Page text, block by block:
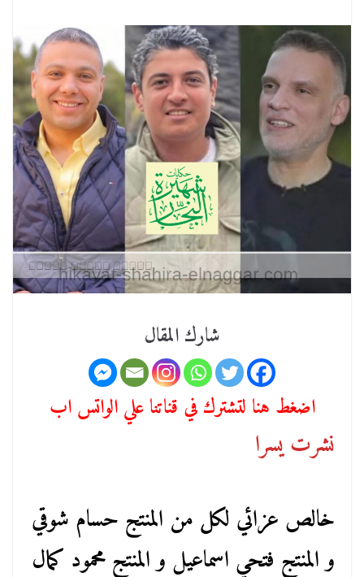
شارك المقال
اضغط هنا لتشترك في قناتنا علي الواتس اب
نشرت يسرا
خالص عزائي لكل من المنتج حسام شوقي
و المنتج فتحي اسماعيل و المنتج محمود كمال